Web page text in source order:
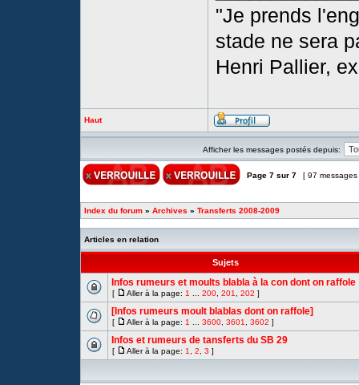
"Je prends
stade ne sera
Henri Pallier,
Haut
Afficher les messages postés depuis:
Page 7 sur 7 [ 97
Index du forum » Archives » Transferts 2008-2009
Articles en relation
Sujets
Infos rumeurs et moults blabla à la con dont on raffole
[ Aller à la page: 1 200 201 202 ]
[Infos rumeurs moult blablas dont on raffole]
[ Aller à la page: 1 3600 3601 3602 ]
Infos et rumeurs de tansferts du SB 29
[ Aller à la page: 1 2 3 ]